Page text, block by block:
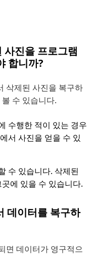
사진을 프로그램
합니까?
삭제된 사진을 복구하
수 있습니다.
수행한 적이 있는 경우
서 사진을 얻을 수 있
수 있습니다. 삭제된
에 있을 수 있습니다.
데이터를 복구하
면 데이터가 영구적으